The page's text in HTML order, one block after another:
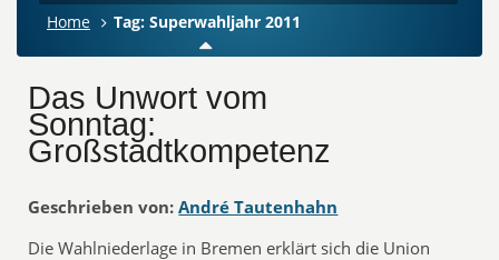
Home Tag: Superwahljahr 2011
Das Unwort vom
Sonntag:
Großstadtkompetenz
Geschrieben von: André Tautenhahn
Die Wahlniederlage in Bremen erklärt sich die Union